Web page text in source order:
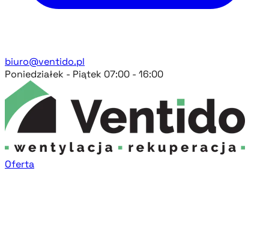
biuro@ventido.pl
Poniedziałek - Piątek 07:00 - 16:00
Oferta